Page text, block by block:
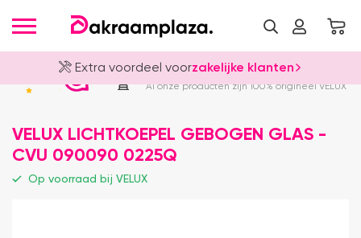
Extra voordeel voorzakelijke klanten
Officieel VELUX Dealer
Al onze producten zijn 100% origineel VELUX
VELUX LICHTKOEPEL GEBOGEN GLAS -
CVU 090090 0225Q
Op voorraad bij VELUX